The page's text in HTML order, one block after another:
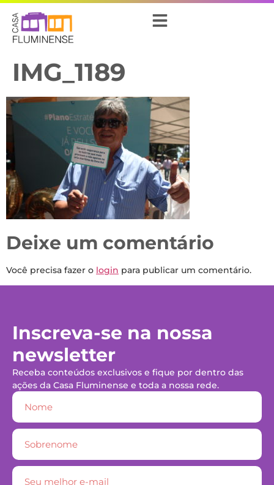
IMG_1189
Deixe um comentário
Você precisa fazer o login para publicar um comentário.
Inscreva-se na nossa
newsletter
Receba conteúdos exclusivos e fique por dentro das
ações da Casa Fluminense e toda a nossa rede.